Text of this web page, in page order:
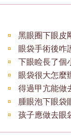
黑眼圈下眼皮
下眼睑長了個
眼袋很大怎麼
得過甲亢能做
孩子應做去眼